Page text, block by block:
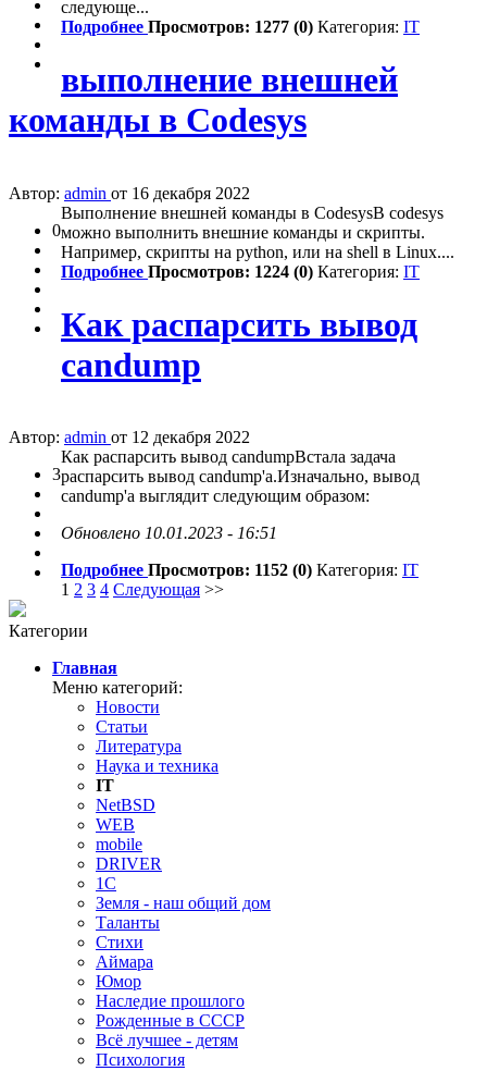
следующе...
Подробнее Просмотров: 1277 (0) Категория: IT
выполнение внешней
команды в Codesys
Автор: admin от 16 декабря 2022
0
Выполнение внешней команды в CodesysВ codesys
можно выполнить внешние команды и скрипты.
Например, скрипты на python, или на shell в Linux....
Подробнее Просмотров: 1224 (0) Категория: IT
Как распарсить вывод
candump
Автор: admin от 12 декабря 2022
3
Как распарсить вывод candumpВстала задача
распарсить вывод candump'а.Изначально, вывод
candump'а выглядит следующим образом:
Обновлено 10.01.2023 - 16:51
Подробнее Просмотров: 1152 (0) Категория: IT
1 2 3 4 Следующая >>
Категории
Главная
Меню категорий:
Новости
Статьи
Литература
Наука и техника
IT
NetBSD
WEB
mobile
DRIVER
1C
Земля - наш общий дом
Таланты
Стихи
Аймара
Юмор
Наследие прошлого
Рожденные в СССР
Всё лучшее - детям
Психология